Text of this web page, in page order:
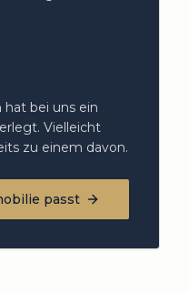
hat bei uns ein
Vielleicht
zu einem davon.
passt